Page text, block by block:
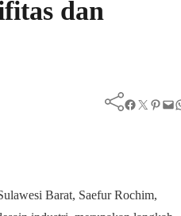
dan
Facebook Twitter Pinterest Mail WhatsApp
Barat, Saefur Rochim,